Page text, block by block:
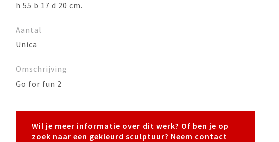
h 55 b 17 d 20 cm.
Aantal
Unica
Omschrijving
Go for fun 2
Wil je meer informatie over dit werk? Of ben je op
zoek naar een gekleurd sculptuur? Neem contact